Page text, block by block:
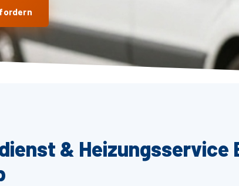
& Heizungsservice